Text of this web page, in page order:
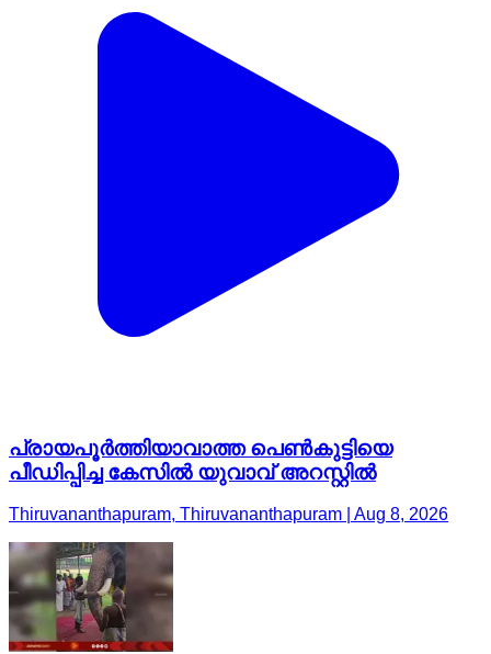
പ്രായപൂർത്തിയാവാത്ത പെൺകുട്ടിയെ
പീഡിപ്പിച്ച കേസിൽ യുവാവ് അറസ്റ്റിൽ
Thiruvananthapuram, Thiruvananthapuram | Aug 8, 2026